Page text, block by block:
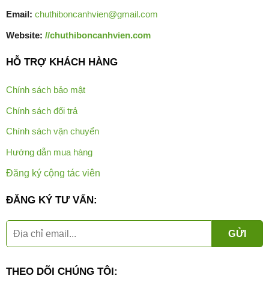
Email: chuthiboncanhvien@gmail.com
Website: //chuthiboncanhvien.com
HỖ TRỢ KHÁCH HÀNG
Chính sách bảo mật
Chính sách đổi trả
Chính sách vận chuyển
Hướng dẫn mua hàng
Đăng ký cộng tác viên
ĐĂNG KÝ TƯ VẤN:
THEO DÕI CHÚNG TÔI: